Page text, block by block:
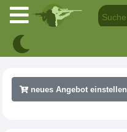
neues Angebot einstellen